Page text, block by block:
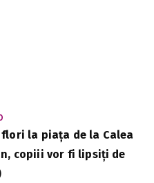
la piața de la Calea
copiii vor fi lipsiți de